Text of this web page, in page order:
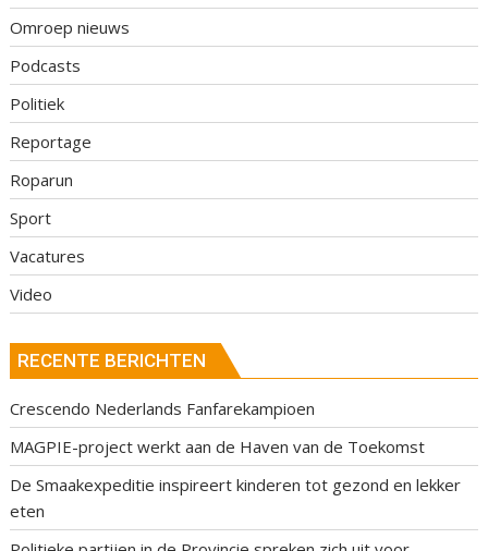
Omroep nieuws
Podcasts
Politiek
Reportage
Roparun
Sport
Vacatures
Video
RECENTE BERICHTEN
Crescendo Nederlands Fanfarekampioen
MAGPIE-project werkt aan de Haven van de Toekomst
De Smaakexpeditie inspireert kinderen tot gezond en lekker
eten